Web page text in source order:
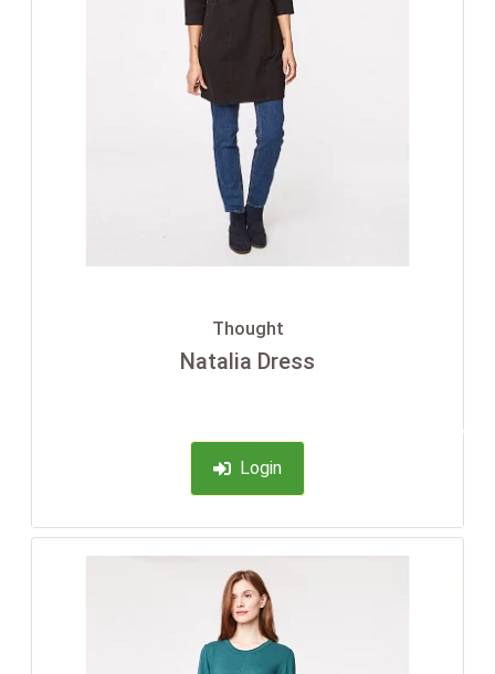
Thought
Natalia Dress
Login
-35%